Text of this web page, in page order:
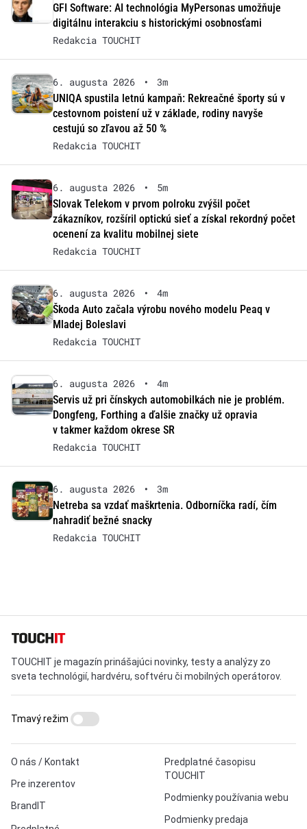
GFI Software: AI technológia MyPersonas umožňuje
digitálnu interakciu s historickými osobnosťami
Redakcia TOUCHIT
6. augusta 2026 •
3m
UNIQA spustila letnú kampaň: Rekreačné športy sú v
cestovnom poistení už v základe, rodiny navyše
cestujú so zľavou až 50 %
Redakcia TOUCHIT
6. augusta 2026 •
5m
Slovak Telekom v prvom polroku zvýšil počet
zákazníkov, rozšíril optickú sieť a získal rekordný počet
ocenení za kvalitu mobilnej siete
Redakcia TOUCHIT
6. augusta 2026 •
4m
Škoda Auto začala výrobu nového modelu Peaq v
Mladej Boleslavi
Redakcia TOUCHIT
6. augusta 2026 •
4m
Servis už pri čínskych automobilkách nie je problém.
Dongfeng, Forthing a ďalšie značky už opravia
v takmer každom okrese SR
Redakcia TOUCHIT
6. augusta 2026 •
3m
Netreba sa vzdať maškrtenia. Odborníčka radí, čím
nahradiť bežné snacky
Redakcia TOUCHIT
TOUCHIT je magazín prinášajúci novinky, testy a analýzy zo
sveta technológií, hardvéru, softvéru či mobilných operátorov.
O nás / Kontakt
Pre inzerentov
BrandIT
Predplatné časopisu
TOUCHIT
Podmienky používania webu
Podmienky predaja
Tmavý režim